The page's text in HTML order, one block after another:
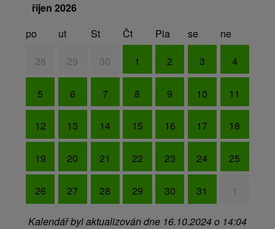
říjen 2026
po
ut St Čt Pia se
ne
28
29 30 1 2 3 4
5 6 7 8 9 10 11
12 13 14 15 16 17 18
19 20 21 22 23 24 25
26 27 28 29 30 31 1
Kalendář byl aktualizován dne 16.10.2024 o 14:04